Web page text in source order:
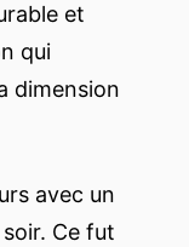
et
qui
dimension
avec un
Ce fut